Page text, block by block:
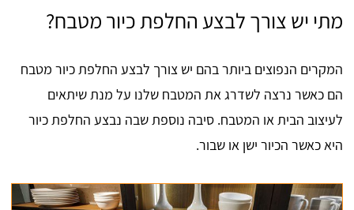
מתי יש צורך לבצע החלפת כיור מטבח?
המקרים הנפוצים ביותר בהם יש צורך לבצע החלפת כיור מטבח
הם כאשר נרצה לשדרג את המטבח שלנו על מנת שיתאים
לעיצוב הבית או המטבח. סיבה נוספת שבה נבצע החלפת כיור
היא כאשר הכיור ישן או שבור.